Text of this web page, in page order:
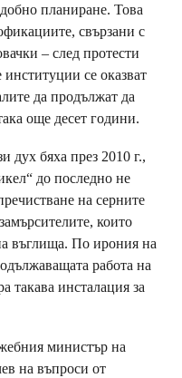
планиране. Това
свързани с
– след протести
се оказват
да продължат да
още десет години.
дух бяха през 2010 г.,
до последно не
на серните
които
въглища. По ирония на
работа на
такава инсталация за
министър на
на въпроси от